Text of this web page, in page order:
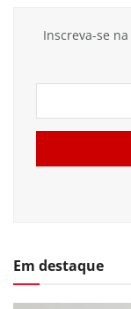
Inscreva-se
Em destaque